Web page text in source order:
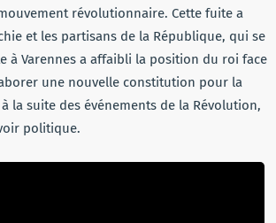
révolutionnaire. Cette fuite a
et les partisans de la République, qui se
à Varennes a affaibli la position du roi face
une nouvelle constitution pour la
la suite des événements de la Révolution,
politique.